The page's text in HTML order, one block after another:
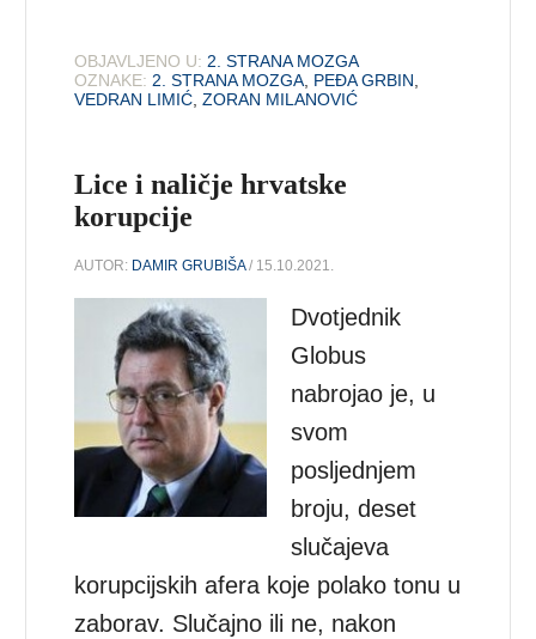
OBJAVLJENO U: 2. STRANA MOZGA
OZNAKE: 2. STRANA MOZGA, PEĐA GRBIN,
VEDRAN LIMIĆ,ZORAN MILANOVIĆ
Lice i naličje hrvatske
korupcije
AUTOR: DAMIR GRUBIŠA/ 15.10.2021.
Dvotjednik
Globus
nabrojao je, u
svom
posljednjem
broju, deset
slučajeva
korupcijskih afera koje polako tonu u
zaborav. Slučajno ili ne, nakon